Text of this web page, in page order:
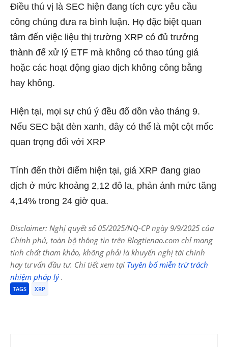
Điều thú vị là SEC hiện đang tích cực yêu cầu
công chúng đưa ra bình luận. Họ đặc biệt quan
tâm đến việc liệu thị trường XRP có đủ trưởng
thành để xử lý ETF mà không có thao túng giá
hoặc các hoạt động giao dịch không công bằng
hay không.
Hiện tại, mọi sự chú ý đều đổ dồn vào tháng 9.
Nếu SEC bật đèn xanh, đây có thể là một cột mốc
quan trọng đối với XRP
Tính đến thời điểm hiện tại, giá XRP đang giao
dịch ở mức khoảng 2,12 đô la, phản ánh mức tăng
4,14% trong 24 giờ qua.
Disclaimer: Nghị quyết số 05/2025/NQ-CP ngày 9/9/2025 của
Chính phủ, toàn bộ thông tin trên Blogtienao.com chỉ mang
tính chất tham khảo, không phải là khuyến nghị tài chính
hay tư vấn đầu tư. Chi tiết xem tại Tuyên bố miễn trừ trách
nhiệm pháp lý.
TAGS XRP